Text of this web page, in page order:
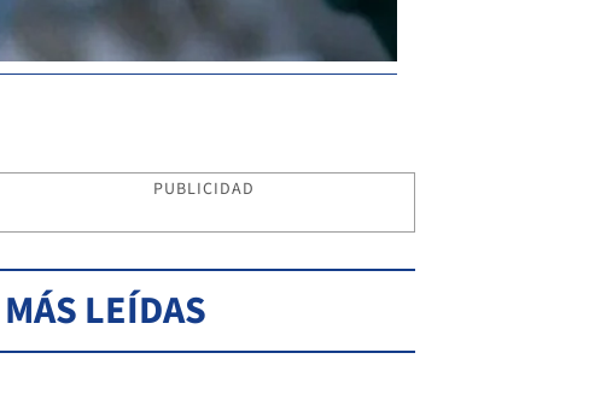
PUBLICIDAD
MÁS LEÍDAS